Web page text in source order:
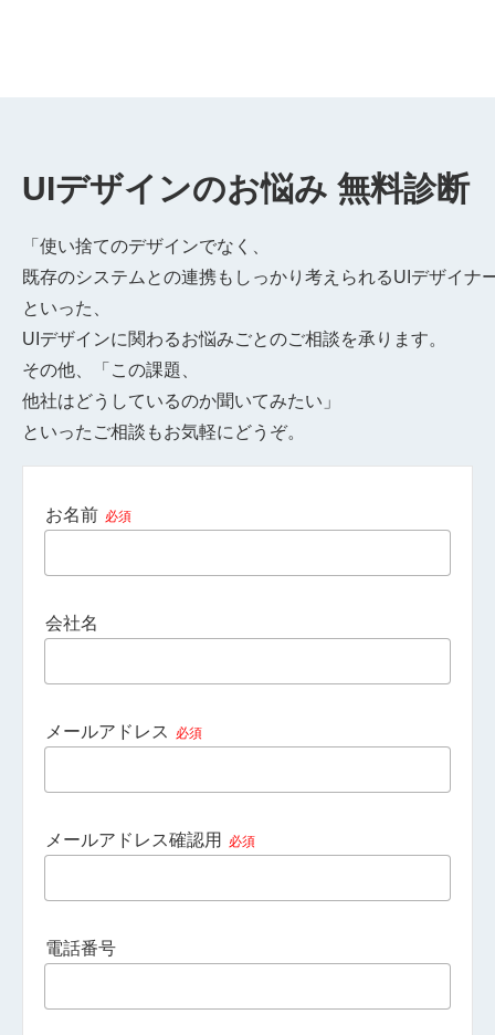
UIデザインのお悩み 無料診断
「使い捨てのデザインでなく、
既存のシステムとの連携もしっかり考えられるUIデザイナ
といった、
UIデザインに関わるお悩みごとのご相談を承ります。
その他、「この課題、
他社はどうしているのか聞いてみたい」
といったご相談もお気軽にどうぞ。
お名前 必須
会社名
メールアドレス 必須
メールアドレス確認用 必須
電話番号